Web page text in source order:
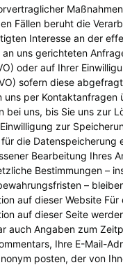
Fällen beruht die
Interesse an der
uns gerichteten
oder auf Ihrer
sofern diese
uns per Kontaktanfragen
bei uns, bis Sie uns zur
zur
die Datenspeicherung
Bearbeitung Ihres
Bestimmungen –
–
auf dieser Website Für
auf dieser Seite
auch Angaben zum
Ihre E-Mail-
posten, der von